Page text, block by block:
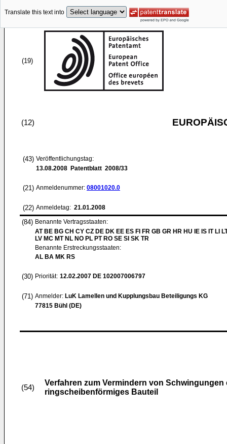
Translate this text into
(19)
(12)
(43) Veröffentlichungstag:
13.08.2008 Patentblatt 2008/33
(21) Anmeldenummer: 08001020.0
(22) Anmeldetag: 21.01.2008
(84) Benannte Vertragsstaaten:
AT BE BG CH CY CZ DE DK EE ES FI FR GB GR HR HU IE IS IT LI
LV MC MT NL NO PL PT RO SE SI SK TR
Benannte Erstreckungsstaaten:
AL BA MK RS
(30) Priorität: 12.02.2007 DE 102007006797
(71) Anmelder: LuK Lamellen und Kupplungsbau Beteiligungs KG
77815 Bühl (DE)
(54)
Verfahren zum Vermindern von
ringscheibenförmiges Bauteil